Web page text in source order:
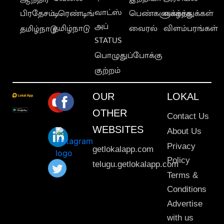
பிரதேசம்
தமிழ்நாடு
டிரெண்டிங்
தமிழ்நாடு
வாட்ஸ்
அப்
STATUS
பொழுதுப்போக்கு
குற்றம்
பெண்களுக்காக
வைரல்
வாழ்த்துக்கள்
விளம்பரங்கள்
OUR
OTHER
WEBSITES
getlokalapp.com
telugu.getlokalapp.com
LOKAL
Contact Us
About Us
Privacy
Policy
Terms &
Conditions
Advertise
with us